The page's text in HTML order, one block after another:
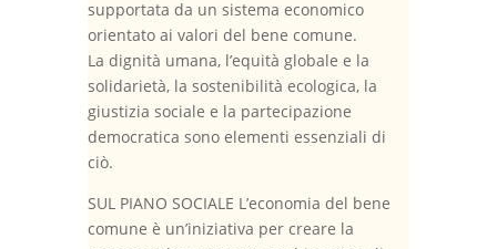
supportata da un sistema economico
orientato ai valori del bene comune.
La dignità umana, l’equità globale e la
solidarietà, la sostenibilità ecologica, la
giustizia sociale e la partecipazione
democratica sono elementi essenziali di
ciò.
SUL PIANO SOCIALE L’economia del bene
comune è un’iniziativa per creare la